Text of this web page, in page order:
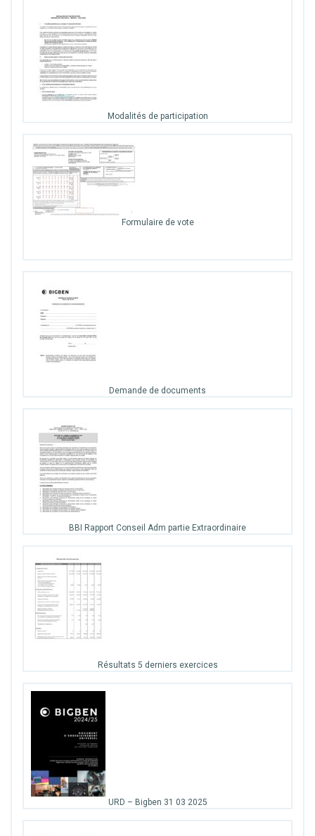
Modalités de participation
Formulaire de vote
Demande de documents
BBI Rapport Conseil Adm partie Extraordinaire
Résultats 5 derniers exercices
URD – Bigben 31 03 2025